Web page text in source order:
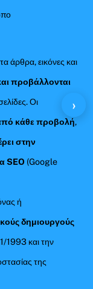
άρθρα, εικόνες και
προβάλλονται
Οι
κάθε προβολή,
στην
SEO (Google
ή
δημιουργούς
1993 και την
της
›